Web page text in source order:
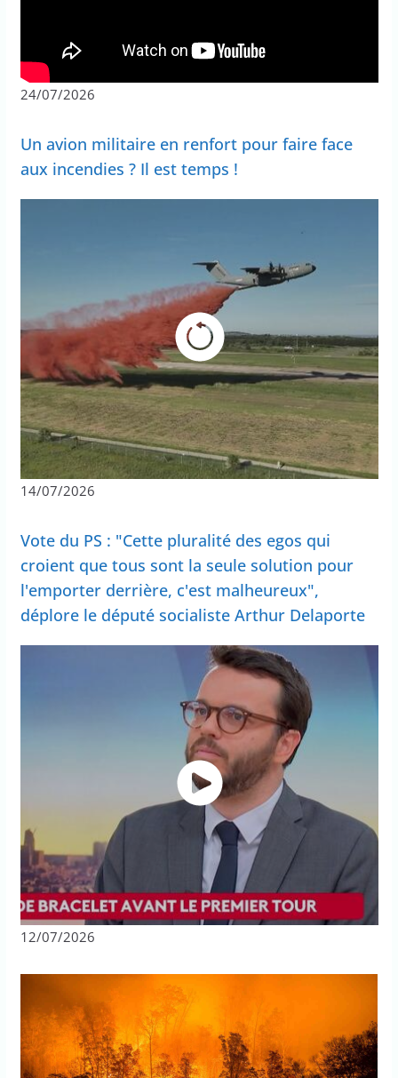
24/07/2026
Un avion militaire en renfort pour faire face
aux incendies ? Il est temps !
14/07/2026
Vote du PS : "Cette pluralité des egos qui
croient que tous sont la seule solution pour
l'emporter derrière, c'est malheureux",
déplore le député socialiste Arthur Delaporte
12/07/2026